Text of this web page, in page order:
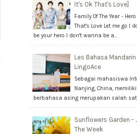
It's Ok That's Love]
Family Of The Year - Hero
That's Love Let me go I
be your hero I don't wanna be a…
Les Bahasa
LingoAce
Sebagai mahasiswa
Nanjing, China,
berbahasa asing merupakan salah
Sunflowers Garden -
The Week